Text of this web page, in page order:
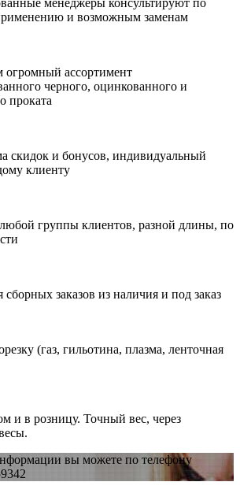
менеджеры консультируют по
и возможным заменам
огромный ассортимент
черного, оцинкованного и
проката
скидок и бонусов, индивидуальный
клиенту
группы клиентов, разной длины, по
заказов из наличия и под заказ
(газ, гильотина, плазма, ленточная
и в розницу. Точный вес, через
вы можете по телефону